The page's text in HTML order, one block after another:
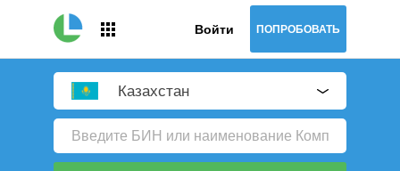
Войти ПОПРОБОВАТЬ
Казахстан